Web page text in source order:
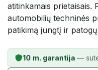
atitinkamais prietaisais.
automobilių techninės
patikimą jungtį ir
10 m. garantija —